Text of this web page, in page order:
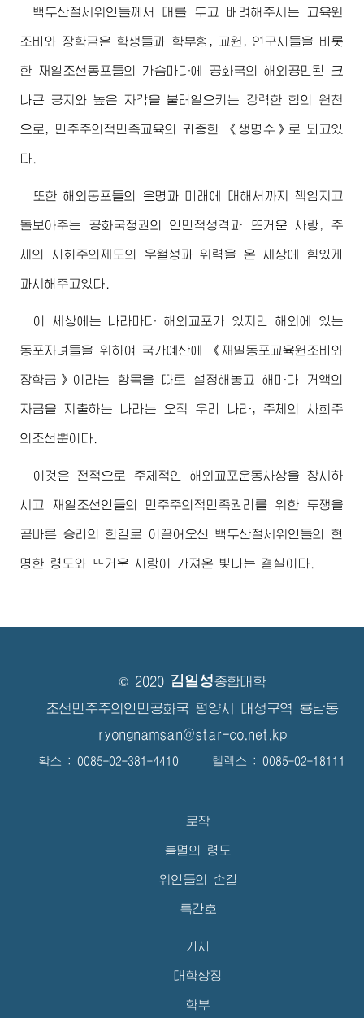
백두산절세위인들께서 대를 두고 배려해주시는 교육원
조비와 장학금은 학생들과 학부형, 교원, 연구사들을 비롯
한 재일조선동포들의 가슴마다에 공화국의 해외공민된 크
나큰 긍지와 높은 자각을 불러일으키는 강력한 힘의 원천
으로, 민주주의적민족교육의 귀중한 《생명수》로 되고있
다.
또한 해외동포들의 운명과 미래에 대해서까지 책임지고
돌보아주는 공화국정권의 인민적성격과 뜨거운 사랑, 주
체의 사회주의제도의 우월성과 위력을 온 세상에 힘있게
과시해주고있다.
이 세상에는 나라마다 해외교포가 있지만 해외에 있는
동포자녀들을 위하여 국가예산에 《재일동포교육원조비와
장학금》이라는 항목을 따로 설정해놓고 해마다 거액의
자금을 지출하는 나라는 오직 우리 나라, 주체의 사회주
의조선뿐이다.
이것은 전적으로 주체적인 해외교포운동사상을 창시하
시고 재일조선인들의 민주주의적민족권리를 위한 투쟁을
곧바른 승리의 한길로 이끌어오신 백두산절세위인들의 현
명한 령도와 뜨거운 사랑이 가져온 빛나는 결실이다.
© 2020 김일성종합대학
조선민주주의인민공화국 평양시 대성구역 룡남동
ryongnamsan@star-co.net.kp
확스 : 0085-02-381-4410 텔렉스 : 0085-02-18111
로작
불멸의 령도
위인들의 손길
특간호
기사
대학상징
학부